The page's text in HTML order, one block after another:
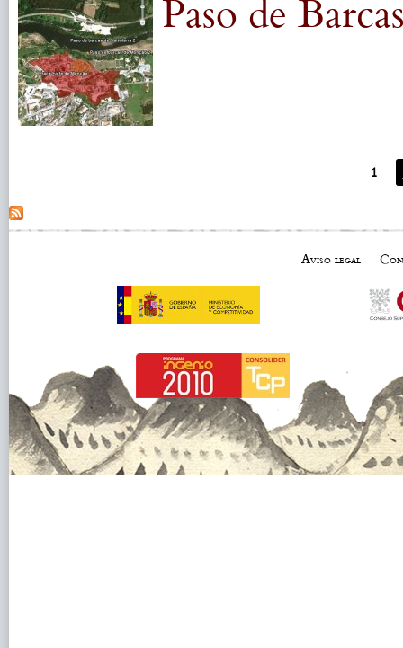
Paso de
1
Aviso legal